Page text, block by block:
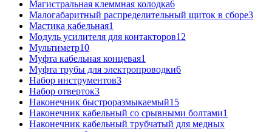
Магистральная клеммная колодка6
Малогабаритный распределительный щиток в сборе3
Мастика кабельная1
Модуль усилителя для контакторов12
Мультиметр10
Муфта кабельная концевая1
Муфта трубы для электропроводки6
Набор инструментов3
Набор отверток3
Наконечник быстроразмыкаемый15
Наконечник кабельный со срывными болтами1
Наконечник кабельный трубчатый для медных